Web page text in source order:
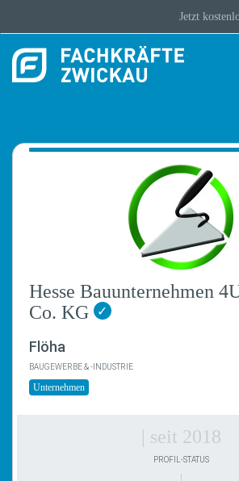
Jetzt
Hesse Bauunternehmen
Co. KG
✓
Flöha
BAUGEWERBE & -INDUSTRIE
Unternehmen
| seit 2018
PROFIL-STATUS